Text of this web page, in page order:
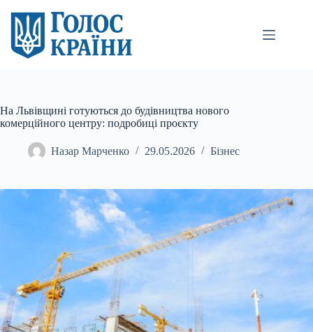
вмісту
На Львівщині готуються до будівництва нового
комерційного центру: подробиці проєкту
Назар Марченко 29.05.2026 Бізнес